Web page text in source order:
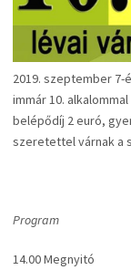
2019. szeptember 7-
immár 10.
belépődíj 2 euró,
szeretettel várnak a
Program
14.00 Megnyitó